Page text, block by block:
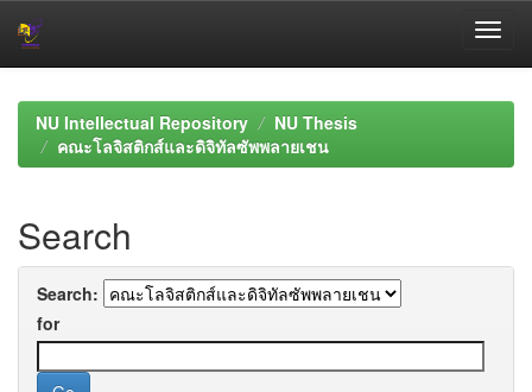
navigationNU Intellectual Repository
NU Thesis
คณะโลจิสติกส์และดิจิทัลซัพพลายเชน
Search
Search:
for